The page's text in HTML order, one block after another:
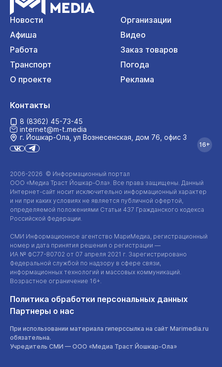
Новости
Организации
Афиша
Видео
Работа
Заказ товаров
Транспорт
Погода
О проекте
Реклама
2006-2026 © Информационный портал
ООО «Медиа Траст Йошкар-Ола». Все права защищены. Данный
Интернет-сайт носит исключительно информационный характер
и ни при каких условиях не является публичной офертой,
определяемой положениями Статьи 437 Гражданского кодекса
Российской Федерации.
СМИ Информационное агентство МариМедиа, регистрационный
номер и дата принятия решения о регистрации —
ИА № ФС77-80702 от 07 апреля 2021 г. Зарегистрировано
Федеральной службой по надзору в сфере связи,
информационных технологий и массовых коммуникаций.
Возрастное ограничение 16+.
Политика обработки персональных данных
Партнеры о нас
При использовании материала гиперссылка на сайт Marimedia.ru
обязательна.
Учредитель СМИ — ООО «Медиа Траст Йошкар-Ола»
Контакты
8 (8362) 45-73-45
internet@m-t.media
г. Йошкар‑Ола, ул Вознесенская, дом 76, офис 3
16+